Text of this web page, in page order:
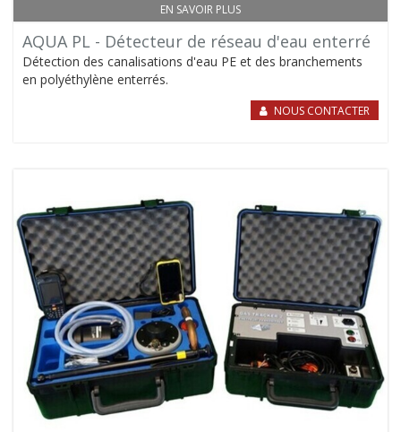
EN SAVOIR PLUS
AQUA PL - Détecteur de réseau d'eau enterré
Détection des canalisations d'eau PE et des branchements
en polyéthylène enterrés.
NOUS CONTACTER